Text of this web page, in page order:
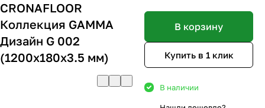
CRONAFLOOR
Коллекция GAMMA
Дизайн G 002
(1200х180х3.5 мм)
В корзину
Купить в 1 клик
В наличии